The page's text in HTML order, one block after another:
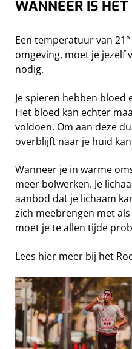
WANNEER IS
Een temperatuur van
omgeving, moet je jezelf
nodig.
Je spieren hebben
Het bloed kan echter
voldoen. Om aan deze
overblijft naar je huid
Wanneer je in warme
meer bolwerken. Je
aanbod dat je lichaam
zich meebrengen met
moet je te allen tijde
Lees hier meer bij het